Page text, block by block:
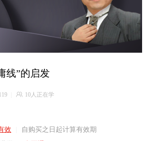
线”的启发
 10人正在学
效 自购买之日起计算有效期